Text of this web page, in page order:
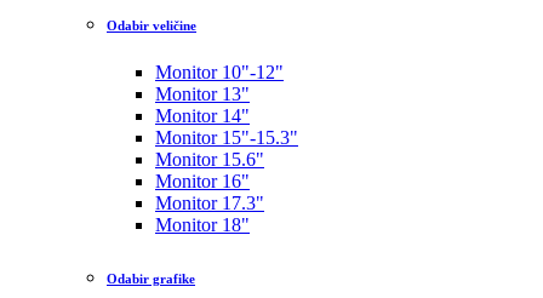
Odabir veličine
Monitor 10"-12"
Monitor 13"
Monitor 14"
Monitor 15"-15.3"
Monitor 15.6"
Monitor 16"
Monitor 17.3"
Monitor 18"
Odabir grafike